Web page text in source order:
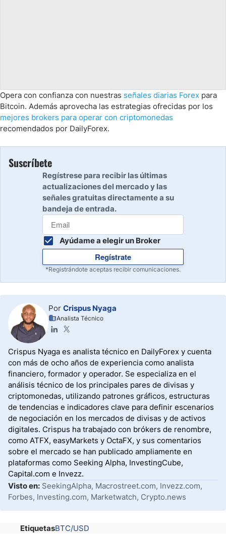
Opera con confianza con nuestras señales diarias Forex para
Bitcoin. Además aprovecha las estrategias ofrecidas por los
mejores brokers para operar con criptomonedas
recomendados por DailyForex.
Suscríbete
Regístrese para recibir las últimas
actualizaciones del mercado y las
señales gratuitas directamente a su
bandeja de entrada.
Ayúdame a elegir un Broker
Regístrate
*Registrándote aceptas recibir comunicaciones.
Por Crispus Nyaga
Analista Técnico
Crispus Nyaga es analista técnico en DailyForex y cuenta
con más de ocho años de experiencia como analista
financiero, formador y operador. Se especializa en el
análisis técnico de los principales pares de divisas y
criptomonedas, utilizando patrones gráficos, estructuras
de tendencias e indicadores clave para definir escenarios
de negociación en los mercados de divisas y de activos
digitales. Crispus ha trabajado con brókers de renombre,
como ATFX, easyMarkets y OctaFX, y sus comentarios
sobre el mercado se han publicado ampliamente en
plataformas como Seeking Alpha, InvestingCube,
Capital.com e Invezz.
Visto en: SeekingAlpha, Macrostreet.com, Invezz.com,
Forbes, Investing.com, Marketwatch, Crypto.news
EtiquetasBTC/USD